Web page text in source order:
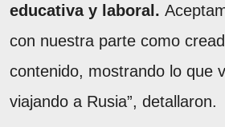
educativa y laboral.
con nuestra parte como
contenido, mostrando lo que
viajando a Rusia”, detallaron.